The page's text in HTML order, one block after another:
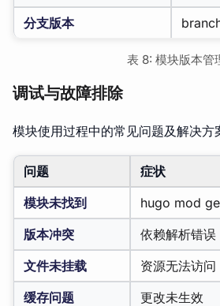
分支版本
表 8: 模块版本管
调试与故障排除
模块使用过程中的常见问题及解决方
问题 症状
模块未找到
hugo mod
版本冲突
依赖解析错误
文件未挂载
资源无法访问
缓存问题
更改未生效